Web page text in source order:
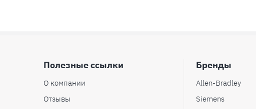
Полезные ссылки
О компании
Отзывы
Бренды
Allen-Bradley
Siemens